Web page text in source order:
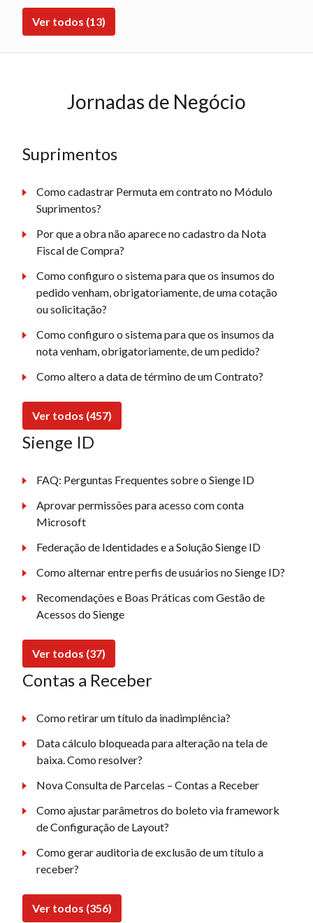
Ver todos (13)
Jornadas de Negócio
Suprimentos
Como cadastrar Permuta em contrato no Módulo
Suprimentos?
Por que a obra não aparece no cadastro da Nota
Fiscal de Compra?
Como configuro o sistema para que os insumos do
pedido venham, obrigatoriamente, de uma cotação
ou solicitação?
Como configuro o sistema para que os insumos da
nota venham, obrigatoriamente, de um pedido?
Como altero a data de término de um Contrato?
Ver todos (457)
Sienge ID
FAQ: Perguntas Frequentes sobre o Sienge ID
Aprovar permissões para acesso com conta
Microsoft
Federação de Identidades e a Solução Sienge ID
Como alternar entre perfis de usuários no Sienge ID?
Recomendações e Boas Práticas com Gestão de
Acessos do Sienge
Ver todos (37)
Contas a Receber
Como retirar um título da inadimplência?
Data cálculo bloqueada para alteração na tela de
baixa. Como resolver?
Nova Consulta de Parcelas – Contas a Receber
Como ajustar parâmetros do boleto via framework
de Configuração de Layout?
Como gerar auditoria de exclusão de um título a
receber?
Ver todos (356)